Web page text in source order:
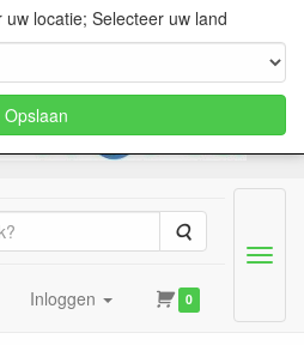
Zoeken
Inloggen 0
Menu
locatie; Selecteer uw land
Opslaan